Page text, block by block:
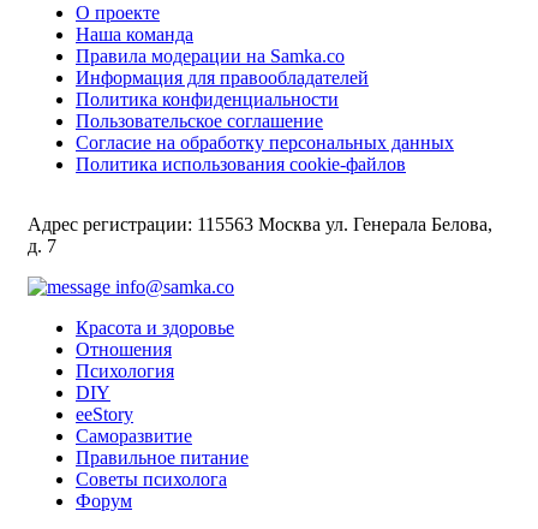
О проекте
Наша команда
Правила модерации на Samka.co
Информация для правообладателей
Политика конфиденциальности
Пользовательское соглашение
Согласие на обработку персональных данных
Политика использования cookie-файлов
Адрес регистрации: 115563 Москва ул. Генерала Белова,
д. 7
info@samka.co
Красота и здоровье
Отношения
Психология
DIY
ееStory
Саморазвитие
Правильное питание
Советы психолога
Форум